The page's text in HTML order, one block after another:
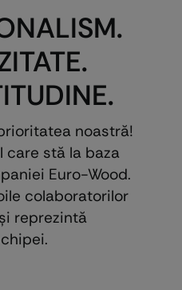
noastră!
stă la baza
Euro-Wood.
colaboratorilor
reprezintă